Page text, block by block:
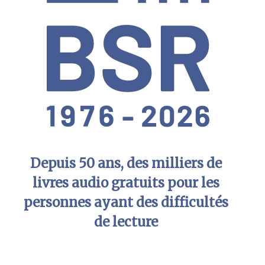
Depuis 50 ans, des milliers de
livres audio gratuits pour les
personnes ayant des difficultés
de lecture